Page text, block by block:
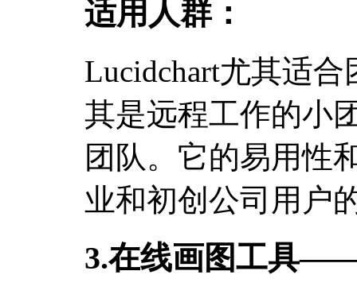
适用人群：
Lucidchart尤其适
其是远程工作的小
团队。它的易用性
业和初创公司用户
3.在线画图工具